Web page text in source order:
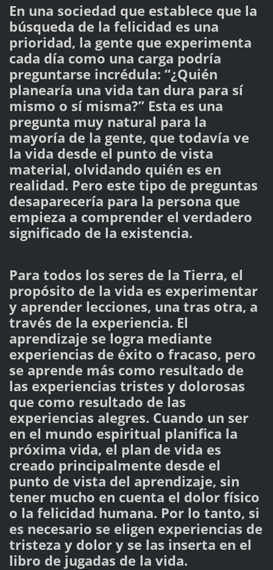
En una sociedad que establece que la
búsqueda de la felicidad es una
prioridad, la gente que experimenta
cada día como una carga podría
preguntarse incrédula: “¿Quién
planearía una vida tan dura para sí
mismo o sí misma?” Esta es una
pregunta muy natural para la
mayoría de la gente, que todavía ve
la vida desde el punto de vista
material, olvidando quién es en
realidad. Pero este tipo de preguntas
desaparecería para la persona que
empieza a comprender el verdadero
significado de la existencia.
Para todos los seres de la Tierra, el
propósito de la vida es experimentar
y aprender lecciones, una tras otra, a
través de la experiencia. El
aprendizaje se logra mediante
experiencias de éxito o fracaso, pero
se aprende más como resultado de
las experiencias tristes y dolorosas
que como resultado de las
experiencias alegres. Cuando un ser
en el mundo espiritual planifica la
próxima vida, el plan de vida es
creado principalmente desde el
punto de vista del aprendizaje, sin
tener mucho en cuenta el dolor físico
o la felicidad humana. Por lo tanto, si
es necesario se eligen experiencias de
tristeza y dolor y se las inserta en el
libro de jugadas de la vida.